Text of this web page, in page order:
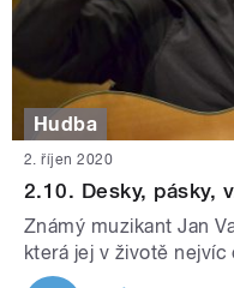
Hudba
2. říjen 2020
2.10. Desky, pásky,
Známý muzikant Jan
která jej v životě nejvíc